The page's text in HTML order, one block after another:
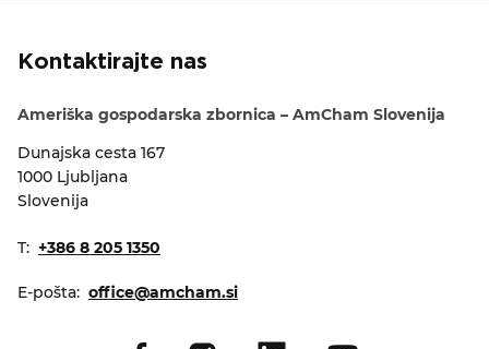
Kontaktirajte nas
Ameriška gospodarska zbornica – AmCham Slovenija
Dunajska cesta 167
1000 Ljubljana
Slovenija
T: +386 8 205 1350
E-pošta: office@amcham.si